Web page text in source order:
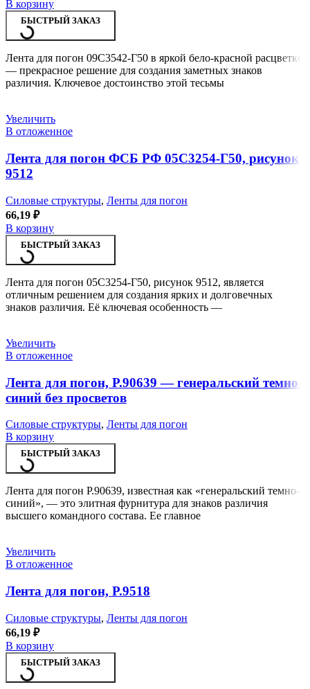
В корзину
БЫСТРЫЙ ЗАКАЗ
Лента для погон 09С3542-Г50 в яркой бело-красной расцветке
— прекрасное решение для создания заметных знаков
различия. Ключевое достоинство этой тесьмы
Увеличить
В отложенное
Лента для погон ФСБ РФ 05С3254-Г50, рисунок
9512
Силовые структуры, Ленты для погон
66,19 ₽
В корзину
БЫСТРЫЙ ЗАКАЗ
Лента для погон 05С3254-Г50, рисунок 9512, является
отличным решением для создания ярких и долговечных
знаков различия. Её ключевая особенность —
Увеличить
В отложенное
Лента для погон, Р.90639 — генеральский темно-
синий без просветов
Силовые структуры, Ленты для погон
В корзину
БЫСТРЫЙ ЗАКАЗ
Лента для погон Р.90639, известная как «генеральский темно-
синий», — это элитная фурнитура для знаков различия
высшего командного состава. Ее главное
Увеличить
В отложенное
Лента для погон, Р.9518
Силовые структуры, Ленты для погон
66,19 ₽
В корзину
БЫСТРЫЙ ЗАКАЗ